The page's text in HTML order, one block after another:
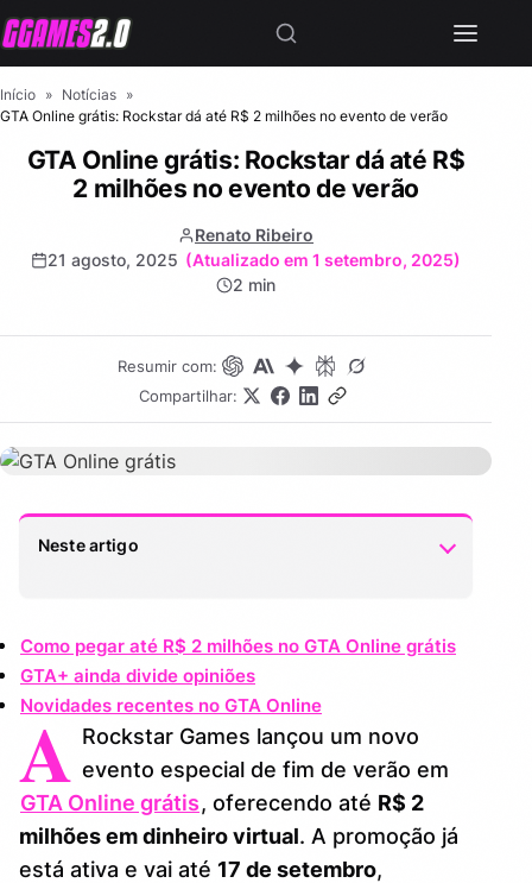
Início » Notícias »
GTA Online grátis: Rockstar dá até R$ 2 milhões no evento de verão
GTA Online grátis: Rockstar dá até R$
2 milhões no evento de verão
Renato Ribeiro
21 agosto, 2025 (Atualizado em 1 setembro, 2025)
2 min
Resumir com:
Compartilhar:
Neste artigo
grátis
2. GTA+ ainda divide opiniões
3. Novidades recentes no GTA Online
Como pegar até R$ 2 milhões no GTA Online grátis
GTA+ ainda divide opiniões
Novidades recentes no GTA Online
A Rockstar Games lançou um novo
evento especial de fim de verão em
GTA Online grátis, oferecendo até R$ 2
milhões em dinheiro virtual. A promoção já
está ativa e vai até 17 de setembro,